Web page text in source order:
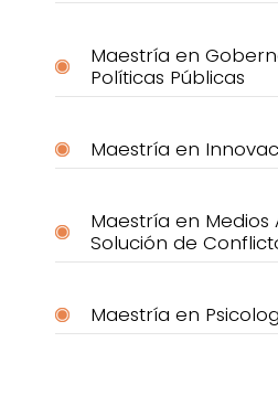
Maestría en
Políticas Públicas
Maestría en
Maestría en
Solución de
Maestría en